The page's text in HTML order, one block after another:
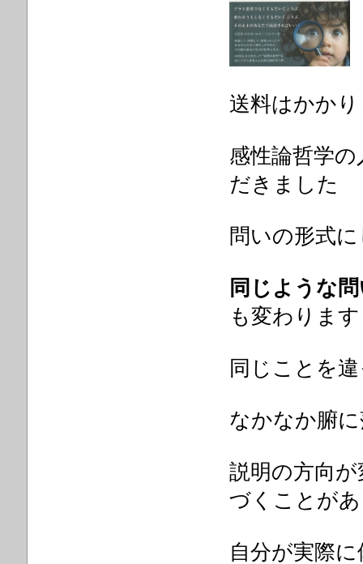
送料はかか
感性論哲学
だきました
問いの形式
同じような
も変わります
同じことを
なかなか腑
説明の方向
づくことが
自分が実際